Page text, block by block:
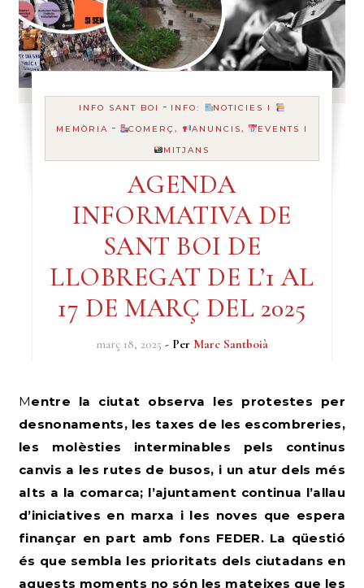
INFO SANT BOI - INFO:
NOTICIES I
MEMÒRIA - COMERÇ, ANUNCIS,
EVENTS I
MITJANS
AGENDA
INFORMATIVA DE
SANT BOI DE
LLOBREGAT DE L’1 AL
17 DE MARÇ DEL 2025
març 18, 2025 - Per Marc Santboià
Mentre la ciutat observa les protestes per
desnonaments, les taxes de les escombreries,
les molèsties interminables pels continus
canvis a les rutes de busos, i un atur dels més
alts a la comarca; l’ajuntament continua l’allau
d’iniciatives en marxa i les noves que espera
finançar en part amb fons FEDER. La qüestió
és que sembla les prioritats dels ciutadans en
aquests moments no són les mateixes que les